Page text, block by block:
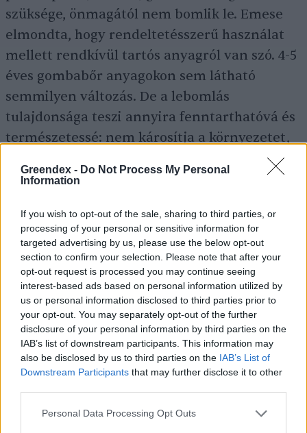
Greendex - Do Not Process My Personal
Information
If you wish to opt-out of the sale, sharing to third parties, or
processing of your personal or sensitive information for
targeted advertising by us, please use the below opt-out
section to confirm your selection. Please note that after your
opt-out request is processed you may continue seeing
interest-based ads based on personal information utilized by
us or personal information disclosed to third parties prior to
your opt-out. You may separately opt-out of the further
disclosure of your personal information by third parties on the
IAB’s list of downstream participants. This information may
also be disclosed by us to third parties on the IAB’s List of
Downstream Participants that may further disclose it to other
Personal Data Processing Opt Outs
szüksége, önmagától nem bomlik le. Emese
elmondta, hogy rendeltetésszerű használat
mellett rendkívül tartós anyagról van szó. 4-5
éves gombabőr anyagokon sem látható
semmilyen változás. De a lebomlás
tulajdonsága teszi annyira fenntarthatóvá és
természetessé: nem károsítja a környezetet,
nem „betegíti” meg az élőlényeket, nem okoz
változást a természetben.
Szemben egy műanyag csomagolóanyaggal a
gombabőr az enyészeté lesz. Vegyünk például
egy klasszikus műanyag palackot: ennek
lebomlása400-600 év! A gombabőr ezzel
szemben néhány hónap alatt
komposztálódik. Az azonban tény, hogy a
gombából készült csomagolóanyag előállítási
költsége jóval magasabb, így hiába a
megfelelő és jó technológia, jó eséllyel nem
fogunk a napokban gombabőrbe csomagolt